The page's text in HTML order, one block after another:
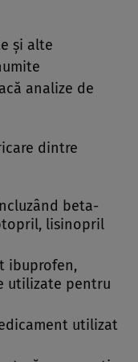
şi alte
analize de
dintre
beta-
lisinopril
ibuprofen,
utilizate pentru
utilizat